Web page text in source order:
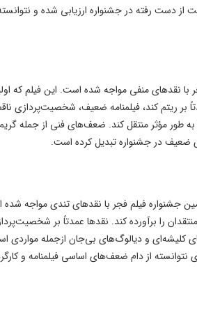
دست رفته در جشنواره ارزیابی شده و
با نقدهای منفی مواجه شده است. این فیلم که
بر ریتم کند، فیلمنامه ضعیف، شخصیت‌پردازی
طور مؤثر منتقل کند. ضعف‌های فنی از جمله
ضعیف در جشنواره تبدیل کرده است.
جشنواره فیلم فجر با نقدهای تندی مواجه
را برآورده کند. نقدها عمدتاً بر
کلیشه‌ای و دیالوگ‌های بی‌جان ازجمله مواردی
از دام ضعف‌های اساسی فیلمنامه و